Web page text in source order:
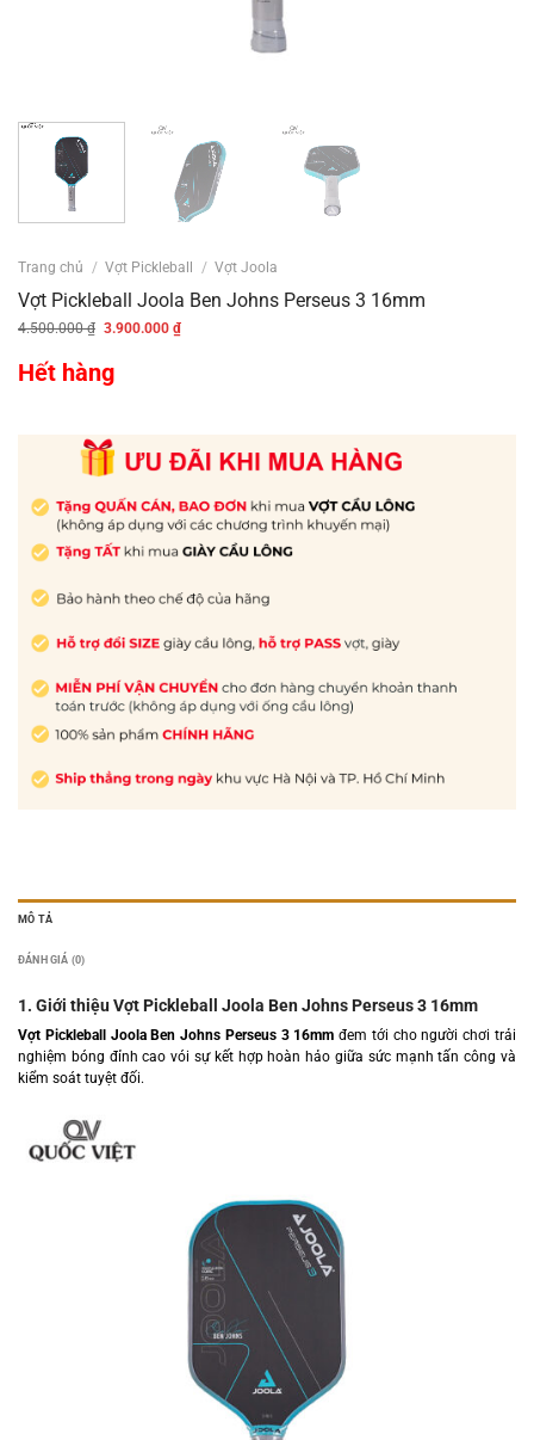
Trang chủ / Vợt Pickleball / Vợt Joola
Vợt Pickleball Joola Ben Johns Perseus 3 16mm
4.500.000₫ Giá
4.500.000 ₫.
3.900.000 ₫Giá
hiện
Hết hàng
MÔ TẢ
ĐÁNH GIÁ (0)
1. Giới thiệu Vợt Pickleball Joola Ben Johns Perseus 3 16mm
Vợt Pickleball Joola Ben Johns Perseus 3 16mm đem tới cho người chơi trải
nghiệm bóng đỉnh cao vói sự kết hợp hoàn hảo giữa sức mạnh tấn công và
kiểm soát tuyệt đối.